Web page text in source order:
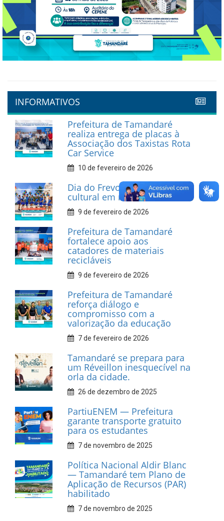
INFORMATIVOS
Prefeitura de Tamandaré
realiza entrega de placas à
Associação dos Taxistas Rota
Car Service
10 de fevereiro de 2026
Dia do Frevo: patrimônio
cultural em movimento
9 de fevereiro de 2026
Prefeitura de Tamandaré
fortalece apoio aos
catadores de materiais
recicláveis
9 de fevereiro de 2026
Prefeitura de Tamandaré
reforça diálogo e
compromisso com a
valorização da educação
7 de fevereiro de 2026
Tamandaré se prepara para
um Réveillon inesquecível na
orla da cidade.
26 de dezembro de 2025
PartiuENEM — Prefeitura
garante transporte gratuito
para os estudantes
7 de novembro de 2025
Política Nacional Aldir Blanc
— Tamandaré tem Plano de
Aplicação de Recursos (PAR)
habilitado
7 de novembro de 2025